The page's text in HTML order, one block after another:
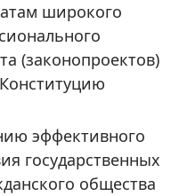
широкого
(законопроектов)
эффективного
государственных
общества